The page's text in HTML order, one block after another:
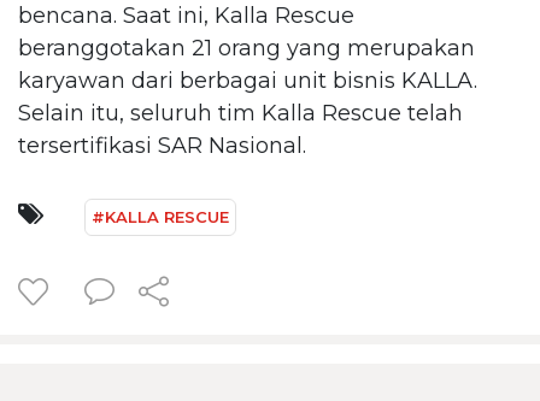
bencana. Saat ini, Kalla Rescue
beranggotakan 21 orang yang merupakan
karyawan dari berbagai unit bisnis KALLA.
Selain itu, seluruh tim Kalla Rescue telah
tersertifikasi SAR Nasional.
#KALLA RESCUE